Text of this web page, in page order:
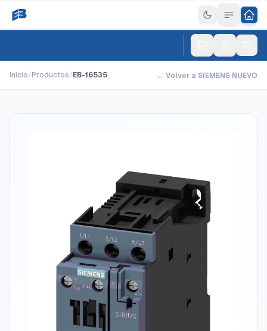
Inicio/Productos/EB-16535 ← Volver a SIEMENS NUEVO